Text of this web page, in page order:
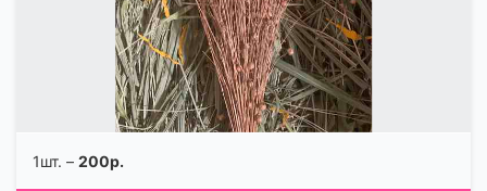
1шт. – 200р.